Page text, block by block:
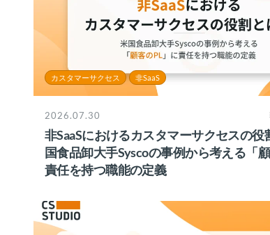
カスタマーサクセス 非SaaS
2026.07.30
非SaaSにおけるカスタマーサクセスの役
国食品卸大手Syscoの事例から考える「
責任を持つ職能の定義